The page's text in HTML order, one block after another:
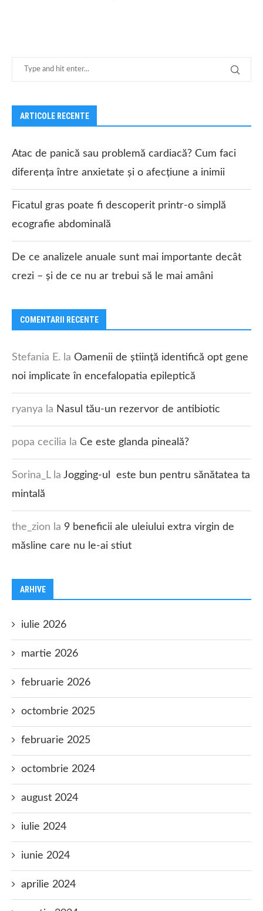
ARTICOLE RECENTE
Atac de panică sau problemă cardiacă? Cum faci
diferența între anxietate și o afecțiune a inimii
Ficatul gras poate fi descoperit printr-o simplă
ecografie abdominală
De ce analizele anuale sunt mai importante decât
crezi – și de ce nu ar trebui să le mai amâni
COMENTARII RECENTE
Stefania E. la Oamenii de știință identifică opt gene
noi implicate în encefalopatia epileptică
ryanya la Nasul tău-un rezervor de antibiotic
popa cecilia la Ce este glanda pineală?
Sorina_Lla Jogging-ul este bun pentru sănătatea ta
mintală
the_zion la 9 beneficii ale uleiului extra virgin de
măsline care nu le-ai stiut
ARHIVE
iulie 2026
martie 2026
februarie 2026
octombrie 2025
februarie 2025
octombrie 2024
august 2024
iulie 2024
iunie 2024
aprilie 2024